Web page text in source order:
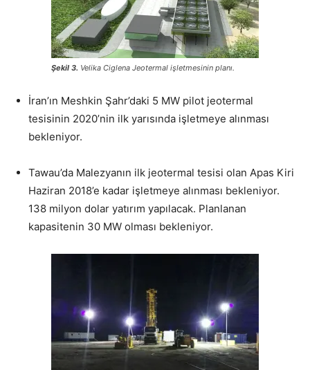
Şekil 3. Velika Ciglena Jeotermal işletmesinin planı.
İran’ın Meshkin Şahr’daki 5 MW pilot jeotermal
tesisinin 2020’nin ilk yarısında işletmeye alınması
bekleniyor.
Tawau’da Malezyanın ilk jeotermal tesisi olan Apas Kiri
Haziran 2018’e kadar işletmeye alınması bekleniyor.
138 milyon dolar yatırım yapılacak. Planlanan
kapasitenin 30 MW olması bekleniyor.